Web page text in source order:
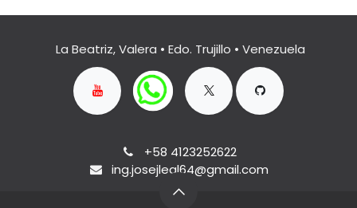
La Beatriz, Valera • Edo. Trujillo • Venezuela
+58 4123252622
ing.josejleal64@gmail.com